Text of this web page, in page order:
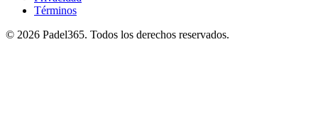
Términos
© 2026 Padel365. Todos los derechos reservados.